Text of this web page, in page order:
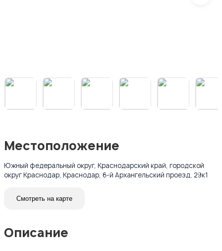
Местоположение
Южный федеральный округ, Краснодарский край, городской
округ Краснодар, Краснодар, 6-й Архангельский проезд, 29к1
Смотреть на карте
Описание